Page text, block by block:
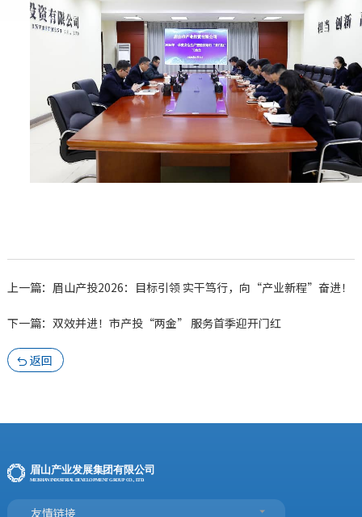
上一篇：眉山产投2026：目标引领 实干笃行，向“产业新程”奋进！
下一篇：双效并进！市产投“两金” 服务首季迎开门红
 返回
友情链接